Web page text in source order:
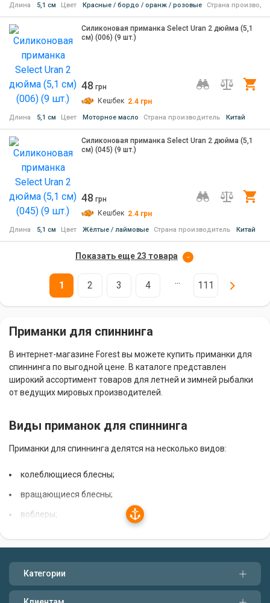
Длина 5,1 см Цвет Красные / бордо / оранж / розовые Страна
Силиконовая приманка Select Uran 2 дюйма (5,1
см) (006) (9 шт.)
48 грн
Кешбек 2.4 грн
Длина 5,1 см Цвет Моторное масло Страна производитель Китай
Силиконовая приманка Select Uran 2 дюйма (5,1
см) (045) (9 шт.)
48 грн
Кешбек 2.4 грн
Длина 5,1 см Цвет Жёлтые / лаймовые Страна производитель Китай
Показать еще 23 товара
1 2 3 4 ... 111
Приманки для спиннинга
В интернет-магазине Forest вы можете купить приманки для
спиннинга по выгодной цене. В каталоге представлен
широкий ассортимент товаров для летней и зимней рыбалки
от ведущих мировых производителей.
Виды приманок для спиннинга
Приманки для спиннинга делятся на несколько видов:
колеблющиеся блесны;
вращающиеся блесны;
воблеры;
Каждый вид приманок имеет свои особенности и
преимущества. Рассмотрим их подробнее.
Категории